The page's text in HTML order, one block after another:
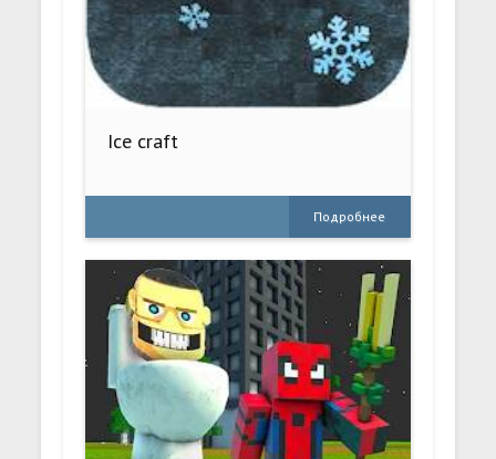
Ice craft
Подробнее